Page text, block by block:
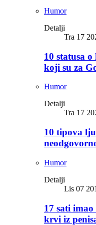
Humor
Detalji
Tra 17
10 statusa
koji su za
Humor
Detalji
Tra 17
10 tipova
Humor
Detalji
Lis 07
17 sati
krvi iz